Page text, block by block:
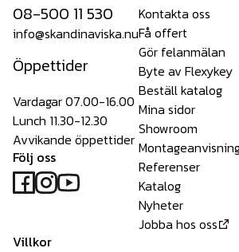
08-500 11 530
info@skandinaviska.nu
Öppettider
Vardagar 07.00-16.00
Lunch 11.30-12.30
Avvikande öppettider
Följ oss
Kontakta oss
Få offert
Gör felanmälan
Byte av Flexykey
Beställ katalog
Mina sidor
Showroom
Referenser
Katalog
Nyheter
Jobba hos oss
Villkor